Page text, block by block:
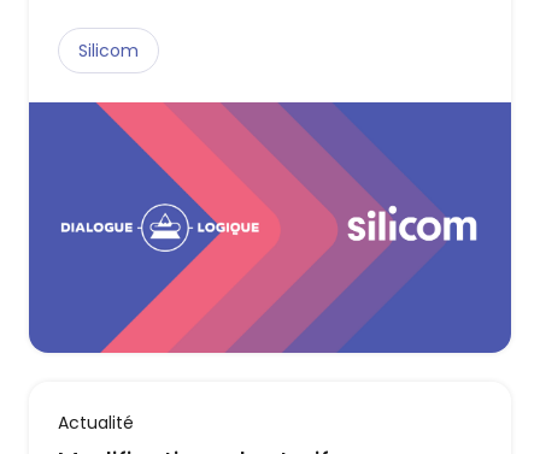
Silicom
Actualité